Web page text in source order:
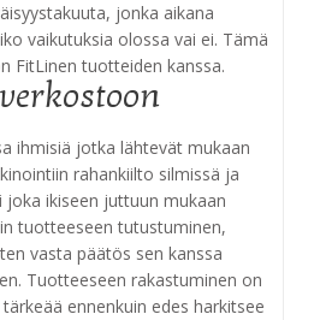
jonka aikana
vaikutuksia olossa vai ei. Tämä
FitLinen tuotteiden kanssa.
ihmisiä jotka lähtevät mukaan
rahankiilto silmissä ja
joka ikiseen juttuun mukaan
tuotteeseen tutustuminen,
vasta päätös sen kanssa
Tuotteeseen rakastuminen on
ennenkuin edes harkitsee